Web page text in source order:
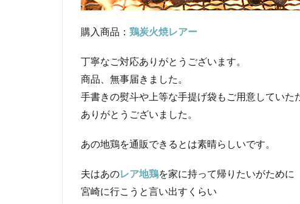
購入商品： 鶏炭火焼レアー
丁寧なご対応ありがとうございます。
商品、無事届きました。
手書きの熨斗や上等な手提げ袋もご用意していた
ありがとうございました。
あの地鶏を通販できるとは素晴らしいです。
夫はあのレア地鶏を家に持って帰りたいがために
宮崎に行こうと言い出すくらい